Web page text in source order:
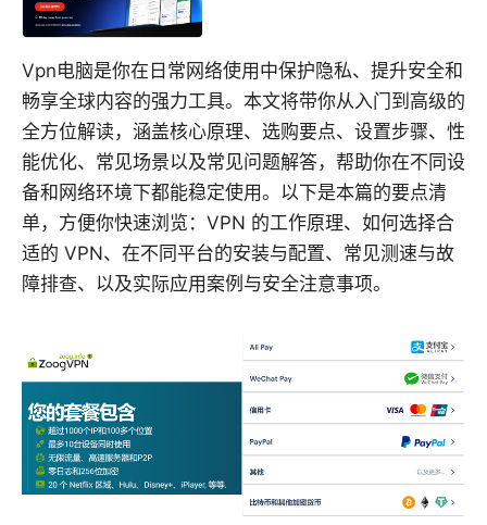
Vpn电脑是你在日常网络使用中保护隐私、提升安全和
畅享全球内容的强力工具。本文将带你从入门到高级的
全方位解读，涵盖核心原理、选购要点、设置步骤、性
能优化、常见场景以及常见问题解答，帮助你在不同设
备和网络环境下都能稳定使用。以下是本篇的要点清
单，方便你快速浏览：VPN 的工作原理、如何选择合
适的 VPN、在不同平台的安装与配置、常见测速与故
障排查、以及实际应用案例与安全注意事项。